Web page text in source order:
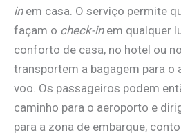
inem casa. O serviço permite
façam o check-inem qualquer
conforto de casa, no hotel ou
transportem a bagagem para o
voo. Os passageiros podem
caminho para o aeroporto e
para a zona de embarque,